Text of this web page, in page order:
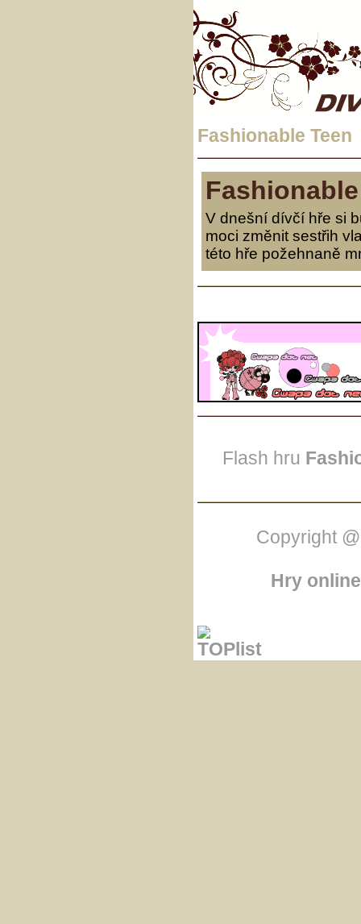
Fashionable Teen
V dnešní dívčí hře si
moci změnit sestřih
této hře požehnaně
Flash hru
Copyright
Hry online